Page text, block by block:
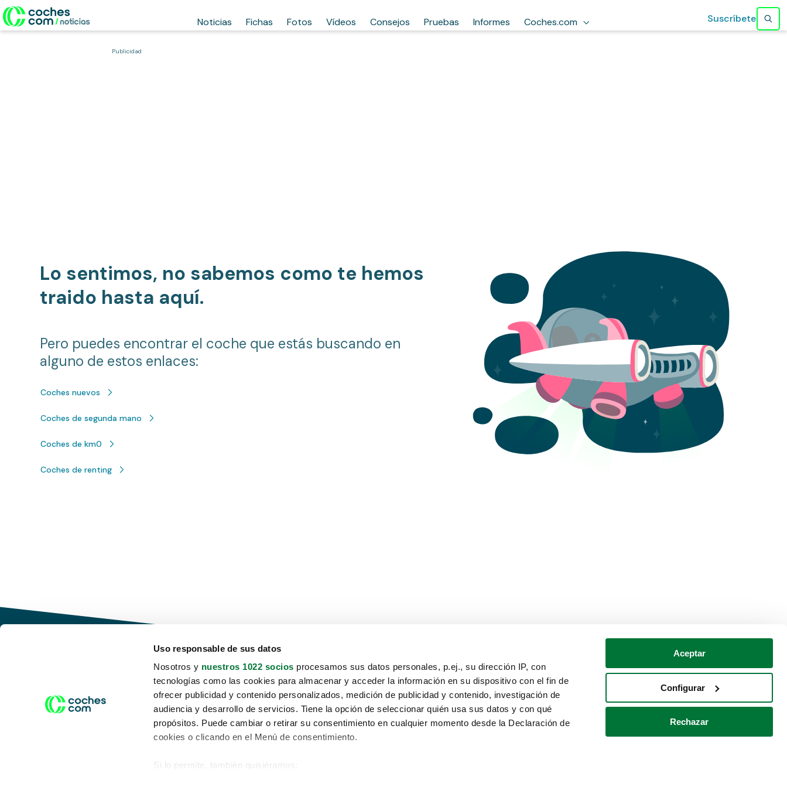
Uso responsable de sus datos
Nosotros y nuestros 1022 socios procesamos sus datos personales, p.ej., su dirección IP, con
tecnologías como las cookies para almacenar y acceder la información en su dispositivo con el fin de
ofrecer publicidad y contenido personalizados, medición de publicidad y contenido, investigación de
audiencia y desarrollo de servicios. Tiene la opción de seleccionar quién usa sus datos y con qué
propósitos. Puede cambiar o retirar su consentimiento en cualquier momento desde la Declaración de
cookies o clicando en el Menú de consentimiento.
Si lo permite, también quisiéramos:
Aceptar
Configurar
Rechazar
Noticias Fichas Fotos Vídeos Consejos Pruebas Informes Coches.com Suscríbete
Publicidad
Lo sentimos, no sabemos como te hemos
traido hasta aquí.
Pero puedes encontrar el coche que estás buscando en
alguno de estos enlaces:
Coches nuevos
Coches de segunda mano
Coches de km0
Coches de renting
Conduce tu futuro,
desata tu movilidad